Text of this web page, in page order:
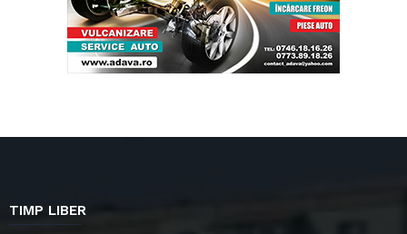
TIMP LIBER